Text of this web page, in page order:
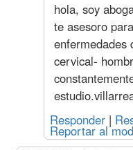
Ayudante
Sereno
Acuerdo Febrero 2024 (A
Oficial
Especializado
Oficial
Medio Oficial
Ayudante
Sereno
Acuerdo Enero 2024
hola, soy
te asesoro
enfermedades
cervical-
Responder |
Reportar al